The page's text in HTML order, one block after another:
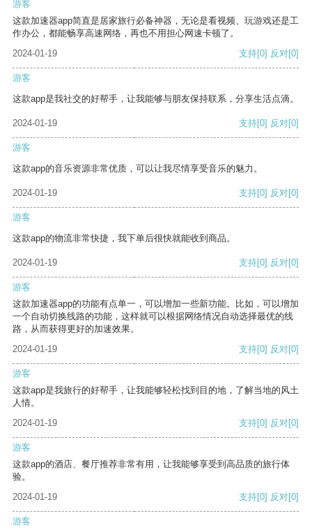
游客
这款加速器app简直是居家旅行必备神器，无论是看视频、玩游戏还是工
作办公，都能畅享高速网络，再也不用担心网速卡顿了。
2024-01-19
支持[0] 反对[0]
游客
这款app是我社交的好帮手，让我能够与朋友保持联系，分享生活点滴。
2024-01-19 支持[0] 反对[0]
游客
这款app的音乐资源非常优质，可以让我尽情享受音乐的魅力。
2024-01-19 支持[0] 反对[0]
游客
这款app的物流非常快捷，我下单后很快就能收到商品。
2024-01-19 支持[0] 反对[0]
游客
这款加速器app的功能有点单一，可以增加一些新功能。比如，可以增加
一个自动切换线路的功能，这样就可以根据网络情况自动选择最优的线
路，从而获得更好的加速效果。
2024-01-19
支持[0] 反对[0]
游客
这款app是我旅行的好帮手，让我能够轻松找到目的地，了解当地的风土
人情。
2024-01-19
支持[0] 反对[0]
游客
这款app的酒店、餐厅推荐非常有用，让我能够享受到高品质的旅行体
验。
2024-01-19
支持[0] 反对[0]
游客